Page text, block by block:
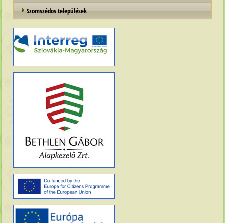
Szomszédos települések